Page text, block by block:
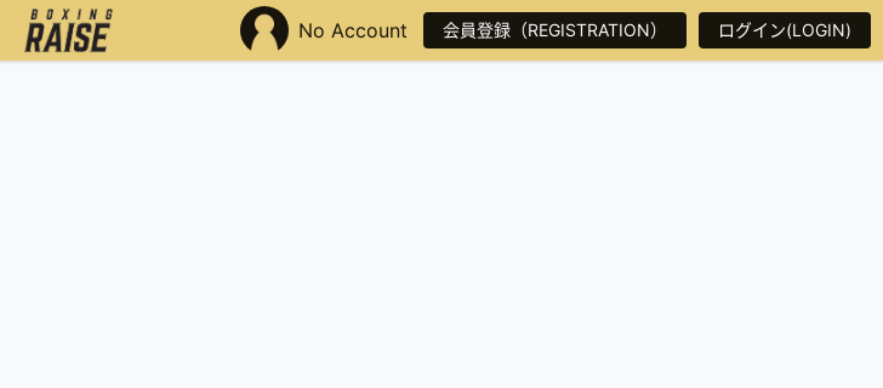
No Account 会員登録（REGISTRATION） ログイン(LOGIN)